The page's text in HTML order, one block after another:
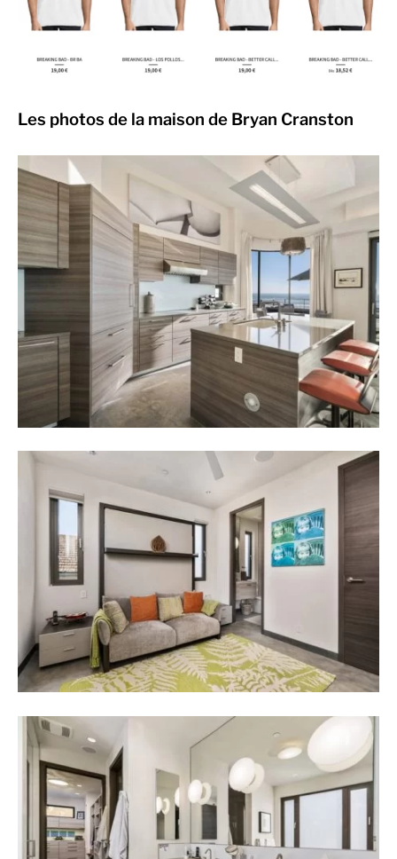
Les photos de la maison de Bryan Cranston